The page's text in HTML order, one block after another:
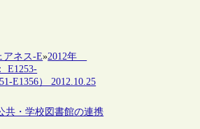
アネス-E»2012年
E1253-
E1356） 2012.10.25
共・学校図書館の連携